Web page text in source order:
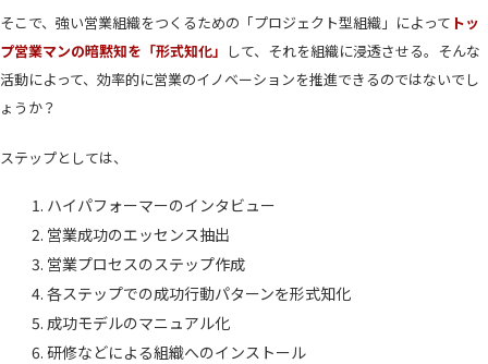
そこで、強い営業組織をつくるための「プロジェクト型組織」によって トッ
プ営業マンの暗黙知を「形式知化」 して、それを組織に浸透させる。そんな
活動によって、効率的に営業のイノベーションを推進できるのではないでし
ょうか？
ステップとしては、
ハイパフォーマーのインタビュー
営業成功のエッセンス抽出
営業プロセスのステップ作成
各ステップでの成功行動パターンを形式知化
成功モデルのマニュアル化
研修などによる組織へのインストール